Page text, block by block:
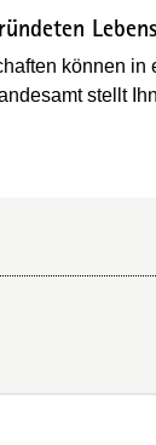
können
stellt